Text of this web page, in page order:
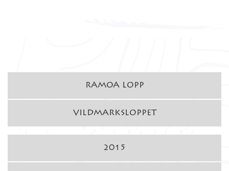
RAMOA LOPP
VILDMARKSLOPPET
2015